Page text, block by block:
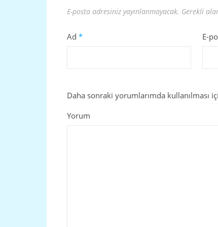
E-posta adresiniz yayınlanmayacak. Gerekli
Ad * E-
Daha sonraki yorumlarımda kullanılması
Yorum